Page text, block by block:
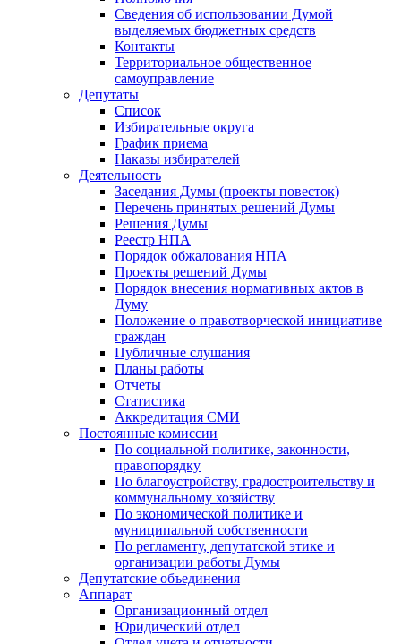
Сведения об использовании Думой
выделяемых бюджетных средств
Контакты
Территориальное общественное
самоуправление
Депутаты
Список
Избирательные округа
График приема
Наказы избирателей
Деятельность
Заседания Думы (проекты повесток)
Перечень принятых решений Думы
Решения Думы
Реестр НПА
Порядок обжалования НПА
Проекты решений Думы
Порядок внесения нормативных актов в
Думу
Положение о правотворческой инициативе
граждан
Публичные слушания
Планы работы
Отчеты
Статистика
Аккредитация СМИ
Постоянные комиссии
По социальной политике, законности,
правопорядку
По благоустройству, градостроительству и
коммунальному хозяйству
По экономической политике и
муниципальной собственности
По регламенту, депутатской этике и
организации работы Думы
Депутатские объединения
Аппарат
Организационный отдел
Юридический отдел